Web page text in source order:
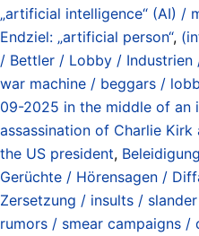
„artificial intelligence“ (AI) /
Endziel: „artificial person“,
/ Bettler / Lobby / Industrien
war machine / beggars /
09-2025 in the middle of an
assassination of Charlie
the US president,
Gerüchte / Hörensagen /
Zersetzung / insults /
rumors / smear campaigns /